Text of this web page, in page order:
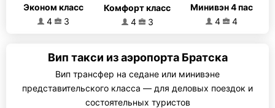
Эконом класс
4
3
Комфорт класс
4
3
Минивэн 4 пас
4
4
Вип такси из аэропорта Братска
Вип трансфер на седане или минивэне
представительского класса — для деловых поездок и
состоятельных туристов